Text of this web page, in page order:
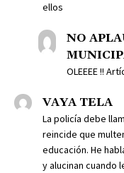
ellos
NO
OLEEEE !!
VAYA TELA
La policía debe
reincide que
educación. He
y alucinan